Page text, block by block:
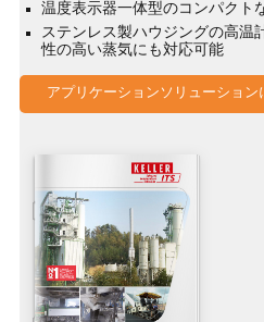
温度表示器一体型のコンパクト
ステンレス製ハウジングの高温
性の高い蒸気にも対応可能
アプリケーションソリューション